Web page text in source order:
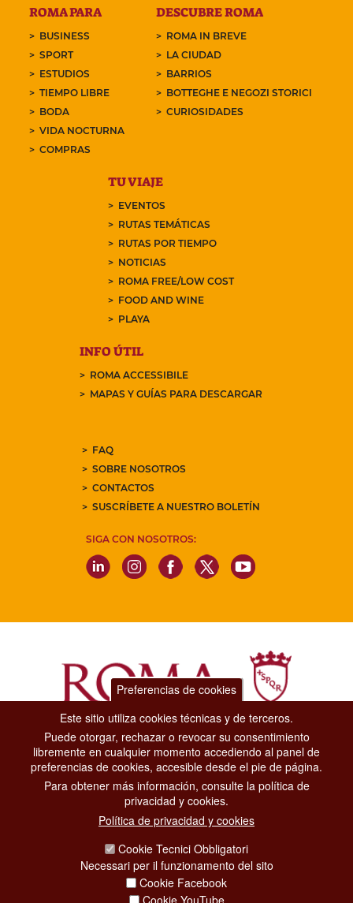
ROMA PARA
BUSINESS
SPORT
ESTUDIOS
TIEMPO LIBRE
BODA
VIDA NOCTURNA
COMPRAS
DESCUBRE ROMA
ROMA IN BREVE
LA CIUDAD
BARRIOS
BOTTEGHE E NEGOZI STORICI
CURIOSIDADES
TU VIAJE
EVENTOS
RUTAS TEMÁTICAS
RUTAS POR TIEMPO
NOTICIAS
ROMA FREE/LOW COST
FOOD AND WINE
PLAYA
INFO ÚTIL
ROMA ACCESSIBILE
MAPAS Y GUÍAS PARA DESCARGAR
FAQ
SOBRE NOSOTROS
CONTACTOS
SUSCRÍBETE A NUESTRO BOLETÍN
SIGA CON NOSOTROS:
Dipartimento Grandi Eventi, Sport, Turismo e Moda.
Via di San Basilio, 51
00187 Roma
CONTACT CENTER TEL. 06 06 08
CONTATTA LA REDAZIONE
Preferencias de cookies
Este sitio utiliza cookies técnicas y de terceros.
Puede otorgar, rechazar o revocar su consentimiento
libremente en cualquier momento accediendo al panel de
preferencias de cookies, accesible desde el pie de página.
Para obtener más información, consulte la política de
privacidad y cookies.
Política de privacidad y cookies
Cookie Tecnici Obbligatori
Necessari per il funzionamento del sito
Cookie Facebook
Cookie YouTube